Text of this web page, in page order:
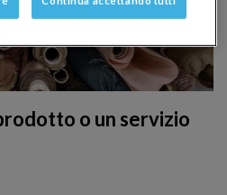
o un servizio